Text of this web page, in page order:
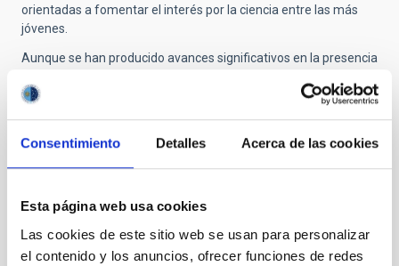
Consentimiento Detalles Acerca de las cookies
Esta página web usa cookies
Las cookies de este sitio web se usan para personalizar
el contenido y los anuncios, ofrecer funciones de redes
orientadas a fomentar el interés por la ciencia entre las más
jóvenes.
Aunque se han producido avances significativos en la presencia
importantes en etapas posteriores de la carrera investigadora,
Información de interés adicional
Nota de prensa de la Agencia Estatal de
Investigación (AEI):